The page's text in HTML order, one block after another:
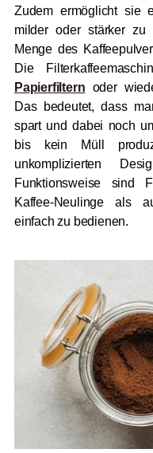
Zudem ermöglicht sie
milder oder stärker
Menge des
Die
Papierfiltern oder
Das bedeutet, dass
spart und dabei noch
bis kein Müll
unkomplizierten
Funktionsweise sind
Kaffee-Neulinge als
einfach zu bedienen.